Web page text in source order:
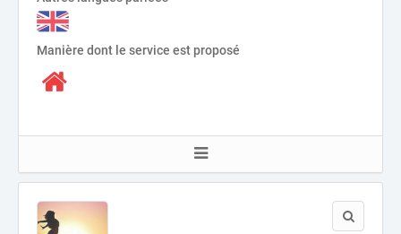
Manière dont le service est proposé